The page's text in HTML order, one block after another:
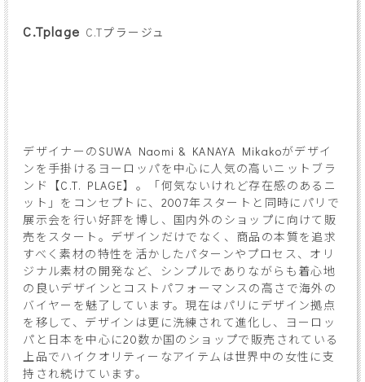
C.Tplage C.Tプラージュ
デザイナーのSUWA Naomi & KANAYA Mikakoがデザイ
ンを手掛けるヨーロッパを中心に人気の高いニットブラ
ンド【C.T. PLAGE】。「何気ないけれど存在感のあるニ
ット」をコンセプトに、2007年スタートと同時にパリで
展示会を行い好評を博し、国内外のショップに向けて販
売をスタート。デザインだけでなく、商品の本質を追求
すべく素材の特性を活かしたパターンやプロセス、オリ
ジナル素材の開発など、シンプルでありながらも着心地
の良いデザインとコストパフォーマンスの高さで海外の
バイヤーを魅了しています。現在はパリにデザイン拠点
を移して、デザインは更に洗練されて進化し、ヨーロッ
パと日本を中心に20数か国のショップで販売されている
上品でハイクオリティーなアイテムは世界中の女性に支
持され続けています。